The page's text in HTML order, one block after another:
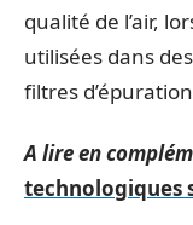
qualité de l’air,
utilisées dans
filtres
A lire en
technologiques